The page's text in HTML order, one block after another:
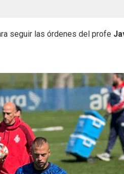
seguir las órdenes del profe